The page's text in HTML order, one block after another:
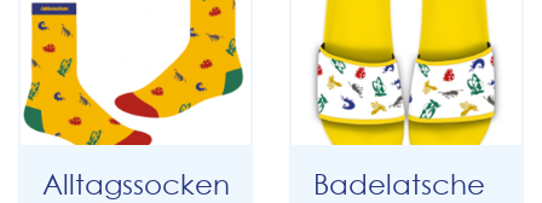
Alltagssocken
Badelatsche